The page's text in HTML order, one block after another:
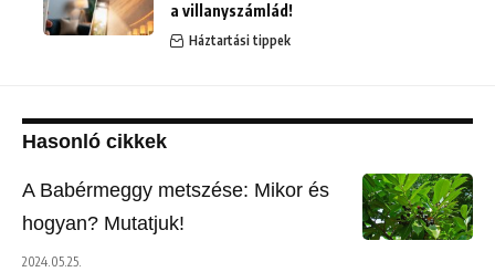
a villanyszámlád!
Háztartási tippek
Hasonló cikkek
A Babérmeggy metszése: Mikor és
hogyan? Mutatjuk!
2024.05.25.